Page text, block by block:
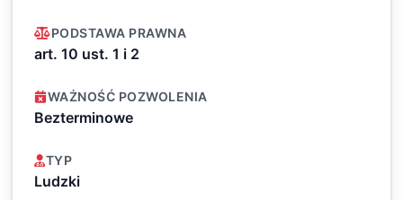
PODSTAWA PRAWNA
art. 10 ust. 1 i 2
WAŻNOŚĆ POZWOLENIA
Bezterminowe
TYP
Ludzki